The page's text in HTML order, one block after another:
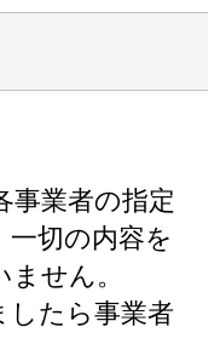
事業者の指定
切の内容を
せん。
たら事業者